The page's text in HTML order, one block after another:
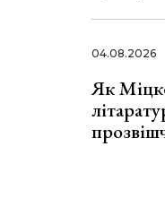
04.08.2026
Як